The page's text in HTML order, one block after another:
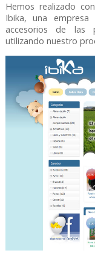
Hemos realizado
Ibika, una
accesorios de las
utilizando nuestro